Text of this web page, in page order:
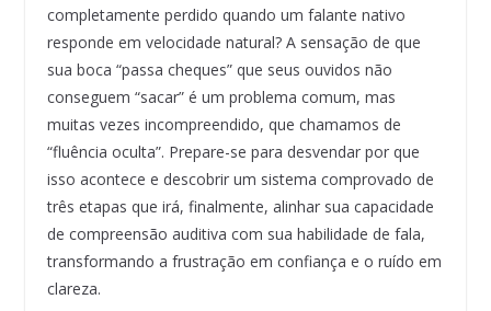
completamente perdido quando um falante nativo
responde em velocidade natural? A sensação de que
sua boca “passa cheques” que seus ouvidos não
conseguem “sacar” é um problema comum, mas
muitas vezes incompreendido, que chamamos de
“fluência oculta”. Prepare-se para desvendar por que
isso acontece e descobrir um sistema comprovado de
três etapas que irá, finalmente, alinhar sua capacidade
de compreensão auditiva com sua habilidade de fala,
transformando a frustração em confiança e o ruído em
clareza.